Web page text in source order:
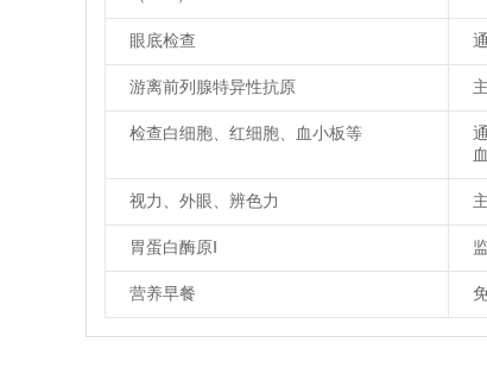
眼底检查
游离前列腺特异性抗原
检查白细胞、红细胞、血小板等
视力、外眼、辨色力
胃蛋白酶原Ⅰ
营养早餐